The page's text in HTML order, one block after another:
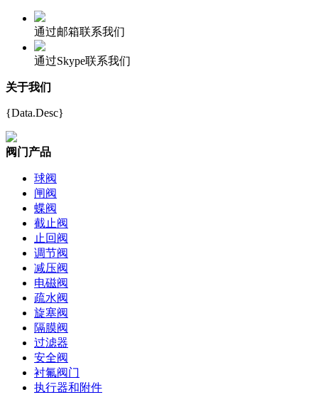
通过邮箱联系我们
通过Skype联系我们
关于我们
{Data.Desc}
阀门产品
球阀
闸阀
蝶阀
截止阀
止回阀
调节阀
减压阀
电磁阀
疏水阀
旋塞阀
隔膜阀
过滤器
安全阀
衬氟阀门
执行器和附件